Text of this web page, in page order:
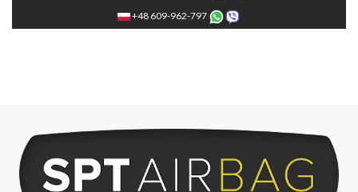
+48 609-962-797